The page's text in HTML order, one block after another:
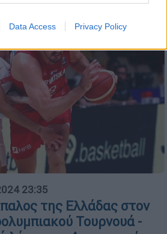
Data Access Privacy Policy
23:35
της Ελλάδας στον
Τουρνουά -